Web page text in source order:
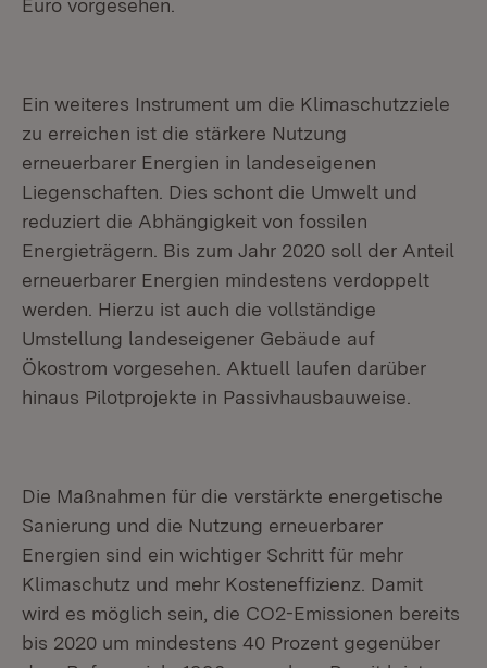
Euro vorgesehen.
Ein weiteres Instrument um die Klimaschutzziele
zu erreichen ist die stärkere Nutzung
erneuerbarer Energien in landeseigenen
Liegenschaften. Dies schont die Umwelt und
reduziert die Abhängigkeit von fossilen
Energieträgern. Bis zum Jahr 2020 soll der Anteil
erneuerbarer Energien mindestens verdoppelt
werden. Hierzu ist auch die vollständige
Umstellung landeseigener Gebäude auf
Ökostrom vorgesehen. Aktuell laufen darüber
hinaus Pilotprojekte in Passivhausbauweise.
Die Maßnahmen für die verstärkte energetische
Sanierung und die Nutzung erneuerbarer
Energien sind ein wichtiger Schritt für mehr
Klimaschutz und mehr Kosteneffizienz. Damit
wird es möglich sein, die CO2-Emissionen bereits
bis 2020 um mindestens 40 Prozent gegenüber